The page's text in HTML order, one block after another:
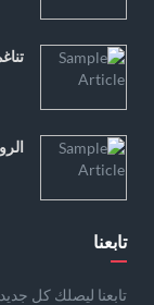
تابعنا
تابعنا ليصلك كل جديد